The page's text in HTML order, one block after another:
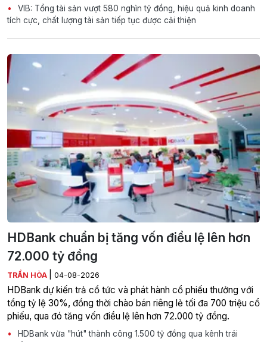
VIB: Tổng tài sản vượt 580 nghìn tỷ đồng, hiệu quả kinh doanh
tích cực, chất lượng tài sản tiếp tục được cải thiện
HDBank chuẩn bị tăng vốn điều lệ lên hơn
72.000 tỷ đồng
TRẦN HÒA 04-08-2026
HDBank dự kiến trả cổ tức và phát hành cổ phiếu thưởng với
tổng tỷ lệ 30%, đồng thời chào bán riêng lẻ tối đa 700 triệu cổ
phiếu, qua đó tăng vốn điều lệ lên hơn 72.000 tỷ đồng.
HDBank vừa "hút" thành công 1.500 tỷ đồng qua kênh trái